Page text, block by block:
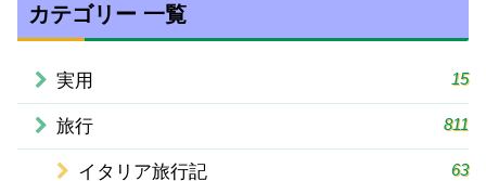
カテゴリー 一覧
実用 15
旅行 811
イタリア旅行記 63